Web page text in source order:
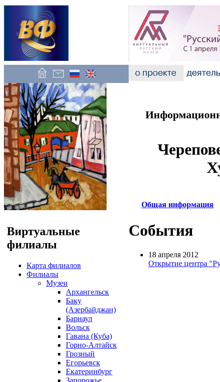
Виртуальные
филиалы
Карта филиалов
Филиалы
Музеи
Архангельск
Баку
(Азербайджан)
Барнаул
Вольск
Гавана (Куба)
Горно-Алтайск
Грозный
Егорьевск
Екатеринбург
Запорожье
Общая информация
События
18 апреля 2012
Открытие центра